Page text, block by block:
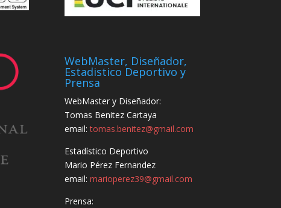
WebMaster, Diseñador,
Estadistico Deportivo y
Prensa
WebMaster y Diseñador:
Tomas Benitez Cartaya
email:tomas.benitez@gmail.com
Estadístico Deportivo
Mario Pérez Fernandez
email:marioperez39@gmail.com
Prensa: